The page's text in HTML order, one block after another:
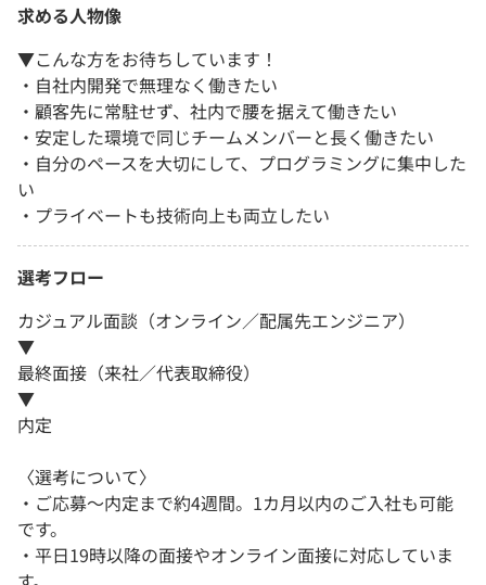
求める人物像
▼こんな方をお待ちしています！
・自社内開発で無理なく働きたい
・顧客先に常駐せず、社内で腰を据えて働きたい
・安定した環境で同じチームメンバーと長く働きたい
・自分のペースを大切にして、プログラミングに集中した
い
・プライベートも技術向上も両立したい
選考フロー
カジュアル面談（オンライン／配属先エンジニア）
▼
最終面接（来社／代表取締役）
▼
内定
〈選考について〉
・ご応募〜内定まで約4週間。1カ月以内のご入社も可能
です。
・平日19時以降の面接やオンライン面接に対応していま